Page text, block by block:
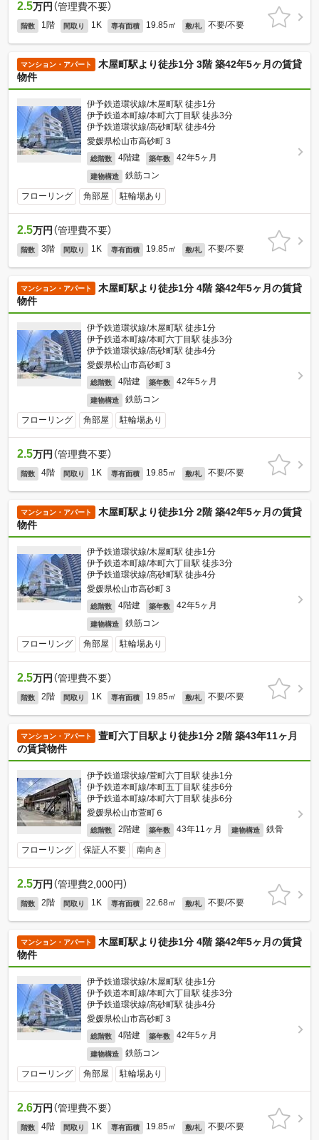
2.5万円 （管理費不要）
階数 1階 間取り 1K 専有面積 19.85㎡ 敷/礼 不要/不要
マンション・アパート
木屋町駅より徒歩1分 3階 築42年5ヶ月の賃貸
物件
伊予鉄道環状線/木屋町駅 徒歩1分
伊予鉄道本町線/本町六丁目駅 徒歩3分
伊予鉄道環状線/高砂町駅 徒歩4分
愛媛県松山市高砂町３
総階数 4階建 築年数 42年5ヶ月
建物構造 鉄筋コン
フローリング 角部屋 駐輪場あり
2.5万円 （管理費不要）
階数 3階 間取り 1K 専有面積 19.85㎡ 敷/礼 不要/不要
マンション・アパート
木屋町駅より徒歩1分 4階 築42年5ヶ月の賃貸
物件
伊予鉄道環状線/木屋町駅 徒歩1分
伊予鉄道本町線/本町六丁目駅 徒歩3分
伊予鉄道環状線/高砂町駅 徒歩4分
愛媛県松山市高砂町３
総階数 4階建 築年数 42年5ヶ月
建物構造 鉄筋コン
フローリング 角部屋 駐輪場あり
2.5万円 （管理費不要）
階数 4階 間取り 1K 専有面積 19.85㎡ 敷/礼 不要/不要
マンション・アパート
木屋町駅より徒歩1分 2階 築42年5ヶ月の賃貸
物件
伊予鉄道環状線/木屋町駅 徒歩1分
伊予鉄道本町線/本町六丁目駅 徒歩3分
伊予鉄道環状線/高砂町駅 徒歩4分
愛媛県松山市高砂町３
総階数 4階建 築年数 42年5ヶ月
建物構造 鉄筋コン
フローリング 角部屋 駐輪場あり
2.5万円 （管理費不要）
階数 2階 間取り 1K 専有面積 19.85㎡ 敷/礼 不要/不要
マンション・アパート
萱町六丁目駅より徒歩1分 2階 築43年11ヶ月
の賃貸物件
伊予鉄道環状線/萱町六丁目駅 徒歩1分
伊予鉄道本町線/本町五丁目駅 徒歩6分
伊予鉄道本町線/本町六丁目駅 徒歩6分
愛媛県松山市萱町６
総階数 2階建 築年数 43年11ヶ月 建物構造 鉄骨
フローリング 保証人不要 南向き
2.5万円 （管理費2,000円）
階数 2階 間取り 1K 専有面積 22.68㎡ 敷/礼 不要/不要
マンション・アパート
木屋町駅より徒歩1分 4階 築42年5ヶ月の賃貸
物件
伊予鉄道環状線/木屋町駅 徒歩1分
伊予鉄道本町線/本町六丁目駅 徒歩3分
伊予鉄道環状線/高砂町駅 徒歩4分
愛媛県松山市高砂町３
総階数 4階建 築年数 42年5ヶ月
建物構造 鉄筋コン
フローリング 角部屋 駐輪場あり
2.6万円 （管理費不要）
階数 4階 間取り 1K 専有面積 19.85㎡ 敷/礼 不要/不要